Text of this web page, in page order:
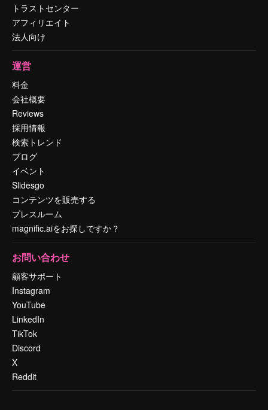
トラストセンター
アフィリエイト
法人向け
運営
料金
会社概要
Reviews
採用情報
検索トレンド
ブログ
イベント
Slidesgo
コンテンツを販売する
プレスルーム
magnific.aiをお探しですか？
お問い合わせ
顧客サポート
Instagram
YouTube
LinkedIn
TikTok
Discord
X
Reddit